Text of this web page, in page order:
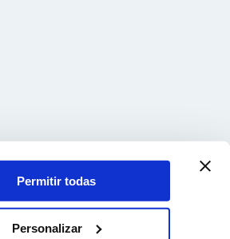
Permitir todas
Personalizar